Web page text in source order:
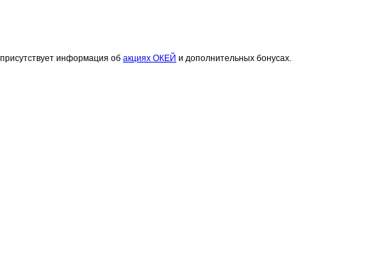
информация об акциях ОКЕЙ и дополнительных бонусах.